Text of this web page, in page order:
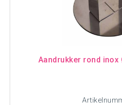
Aandrukker rond inox